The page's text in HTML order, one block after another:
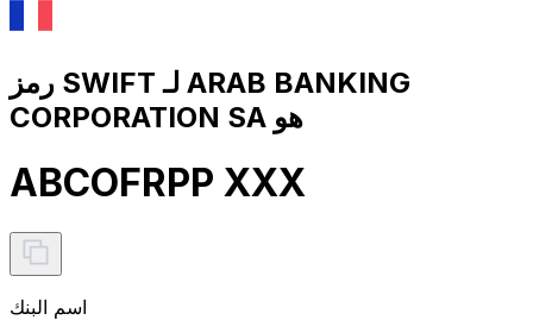
رمز SWIFT لـ ARAB BANKING
CORPORATION SA هو
ABCOFRPP XXX
اسم البنك